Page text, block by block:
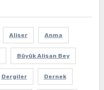
Alişer Anma
Büyük Alişan Bey
Dergiler Dernek